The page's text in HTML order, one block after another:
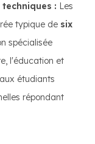
: Les
typique de six
spécialisée
l'éducation et
étudiants
répondant